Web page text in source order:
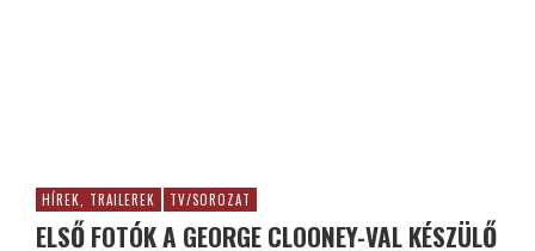
HÍREK, TRAILEREK TV/SOROZAT
ELSŐ FOTÓK A GEORGE CLOONEY-VAL KÉSZÜLŐ